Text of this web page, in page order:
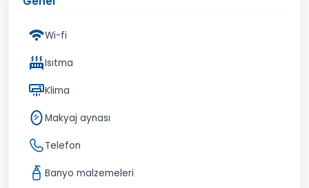
Wi-fi
Isıtma
Klima
Makyaj aynası
Telefon
Banyo malzemeleri